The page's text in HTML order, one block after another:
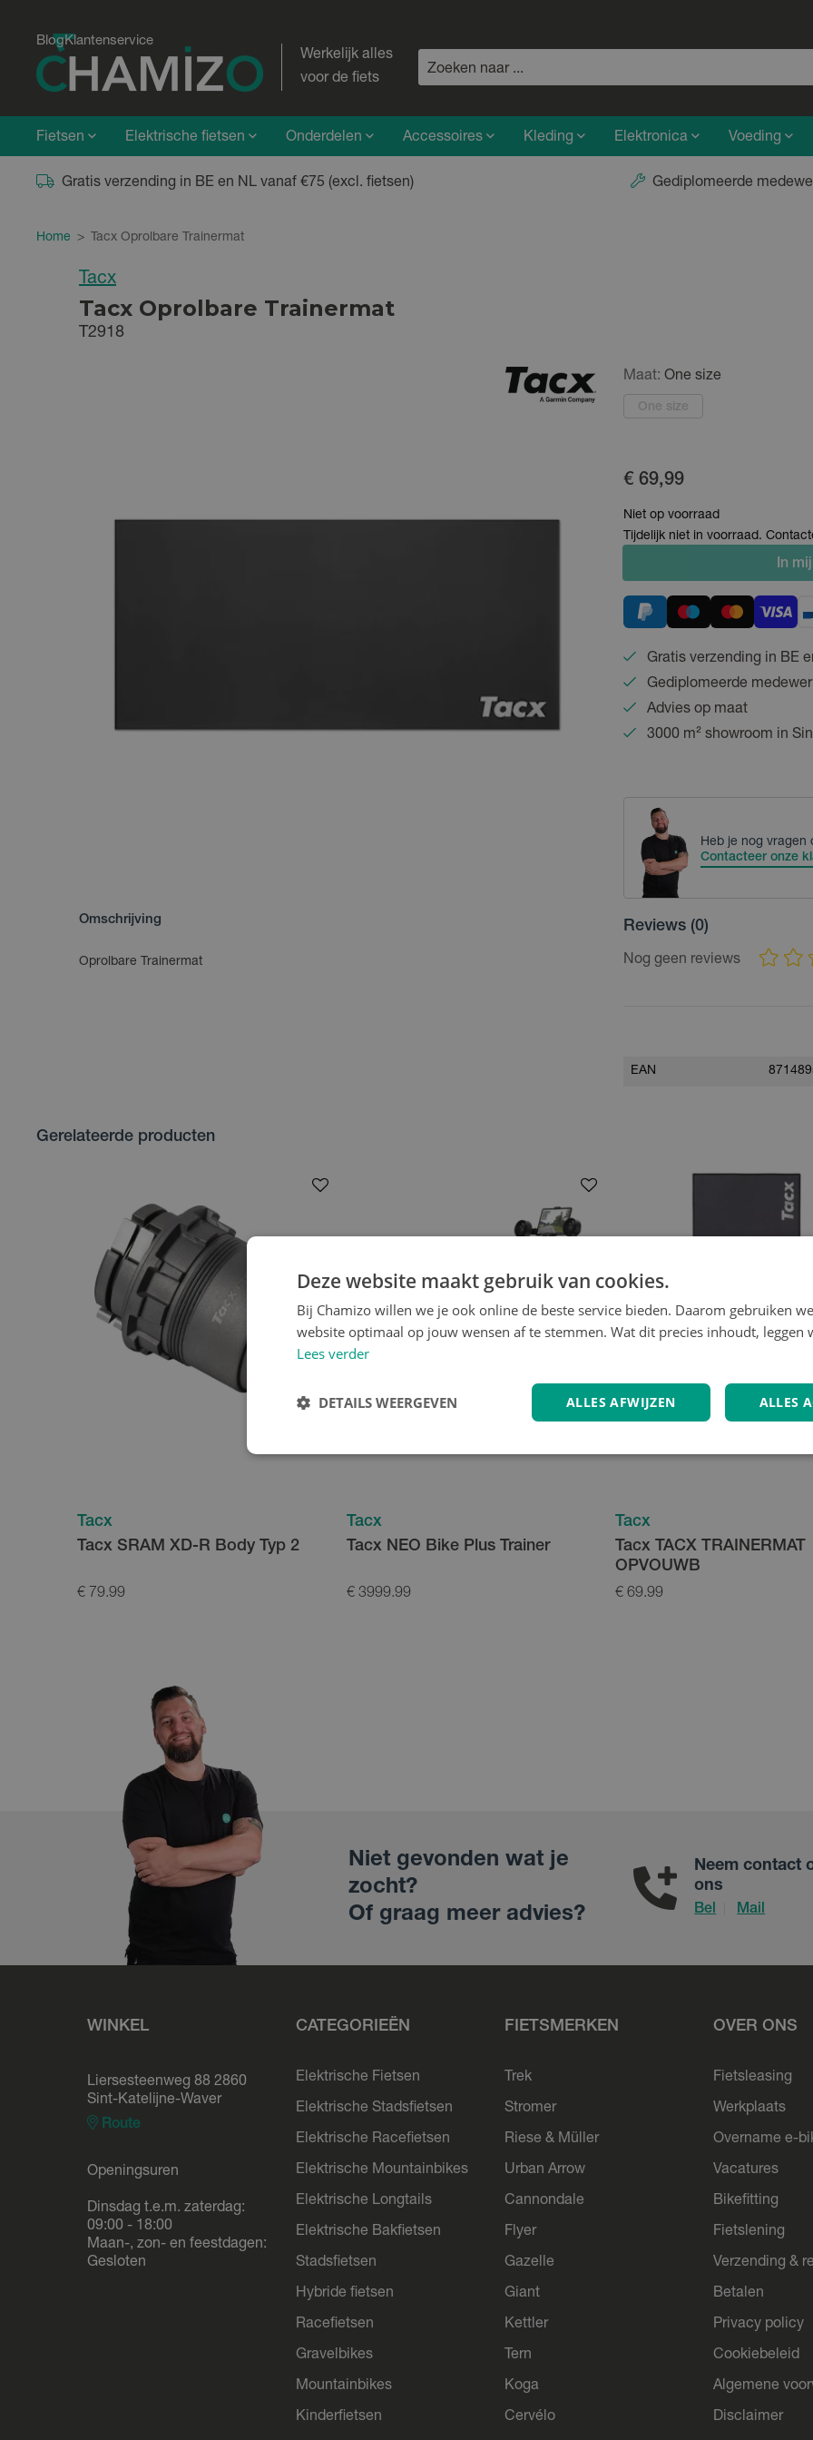
BlogKlantenservice
Werkelijk alles
voor de fiets
Fietsen Elektrische fietsen Onderdelen Accessoires Kleding Elektronica Voeding
Gratis verzending in BE en NL vanaf €75 (excl. fietsen) Gediplomeerde
Home > Tacx Oprolbare Trainermat
Tacx
Tacx Oprolbare Trainermat
T2918
Omschrijving
Oprolbare Trainermat
Maat: One size
One size
€ 69,99
Niet op voorraad
Tijdelijk niet in voorraad.
In
Gratis verzending in BE
Gediplomeerde
Advies op maat
3000 m² showroom in
Heb je nog vragen
Contacteer onze
Reviews (0)
Nog geen reviews
EAN
Gerelateerde producten
Tacx
Tacx SRAM XD-R Body Typ 2
€ 79.99
Tacx
Tacx NEO Bike Plus Trainer
€ 3999.99
Tacx
Tacx TACX TRAINERMAT
OPVOUWB
€ 69.99
Niet gevonden wat je
zocht?
Of graag meer advies?
Neem contact
ons
Bel Mail
WINKEL
Liersesteenweg 88 2860
Sint-Katelijne-Waver
Route
Openingsuren
Dinsdag t.e.m. zaterdag:
09:00 - 18:00
Maan-, zon- en feestdagen:
Gesloten
CATEGORIEËN
Elektrische Fietsen
Elektrische Stadsfietsen
Elektrische Racefietsen
Elektrische Mountainbikes
Elektrische Longtails
Elektrische Bakfietsen
Stadsfietsen
Hybride fietsen
Racefietsen
Gravelbikes
Mountainbikes
Kinderfietsen
FIETSMERKEN
Trek
Stromer
Riese & Müller
Urban Arrow
Cannondale
Flyer
Gazelle
Giant
Kettler
Tern
Koga
Cervélo
OVER ONS
Fietsleasing
Werkplaats
Overname e-
Vacatures
Bikefitting
Fietslening
Verzending &
Betalen
Privacy policy
Cookiebeleid
Algemene
Disclaimer
Deze website maakt gebruik van cookies.
Bij Chamizo willen we je ook online de beste service bieden. Daarom gebruiken
website optimaal op jouw wensen af te stemmen. Wat dit precies inhoudt, leggen
Lees verder
ALLES
ALLES AFWIJZEN
DETAILS WEERGEVEN